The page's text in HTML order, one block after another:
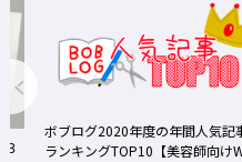
ボブログ2020年度の年間人気記事
ランキングTOP10【美容師向けWe